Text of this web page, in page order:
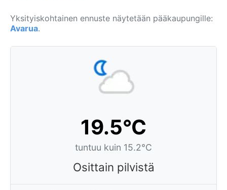
Yksityiskohtainen ennuste näytetään pääkaupungille:
Avarua.
19.5°C
tuntuu kuin 15.2°C
Osittain pilvistä